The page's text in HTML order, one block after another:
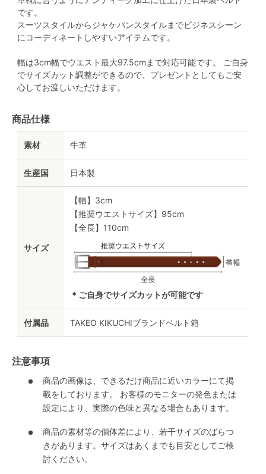
です。
スーツスタイルからジャケパンスタイルまでビジネスシーン
にコーディネートしやすいアイテムです。
幅は3cm幅でウエスト最大97.5cmまで対応可能です。 ご自身
でサイズカット調整ができるので、プレゼントとしてもご安
心してお渡しいただけます。
商品仕様
素材 牛革
生産国 日本製
サイズ
【幅】3cm
【推奨ウエストサイズ】95cm
【全長】110cm
＊ご自身でサイズカットが可能です
付属品 TAKEO KIKUCHIブランドベルト箱
注意事項
商品の画像は、できるだけ商品に近いカラーにて掲
載をしております。 お客様のモニターの発色または
設定により、実際の色味と異なる場合もあります。
商品の素材等の個体差により、若干サイズのばらつ
きがあります。サイズはあくまでも目安としてご検
討ください。